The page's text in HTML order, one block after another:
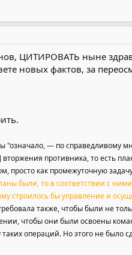
ЦИТИРОВАТЬ ныне
новых фактов, за
"означало, — по справедливому
противника, то есть
как промежуточную
были, то в соответствии с
строилось бы управление и
также, чтобы были не
чтобы они были освоены
операций. Но этого не было